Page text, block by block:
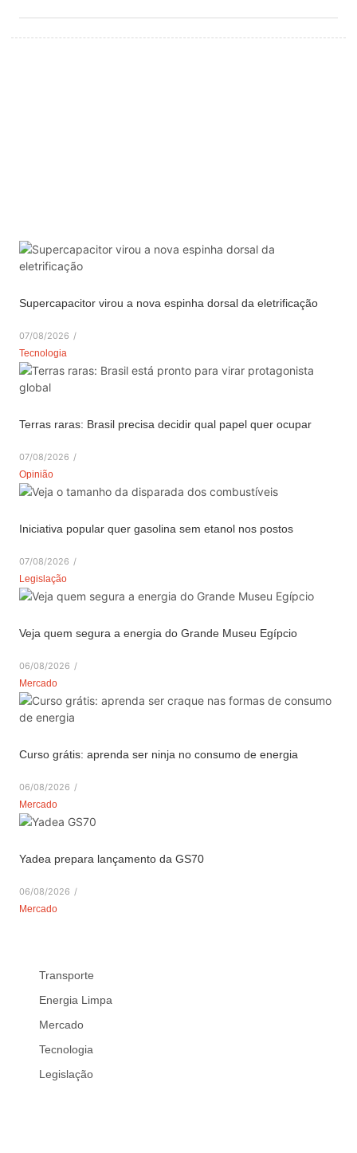
Supercapacitor virou a nova espinha dorsal da eletrificação
07/08/2026 /
Tecnologia
Terras raras: Brasil precisa decidir qual papel quer ocupar
07/08/2026 /
Opinião
Iniciativa popular quer gasolina sem etanol nos postos
07/08/2026 /
Legislação
Veja quem segura a energia do Grande Museu Egípcio
06/08/2026 /
Mercado
Curso grátis: aprenda ser ninja no consumo de energia
06/08/2026 /
Mercado
Yadea prepara lançamento da GS70
06/08/2026 /
Mercado
Transporte
Energia Limpa
Mercado
Tecnologia
Legislação